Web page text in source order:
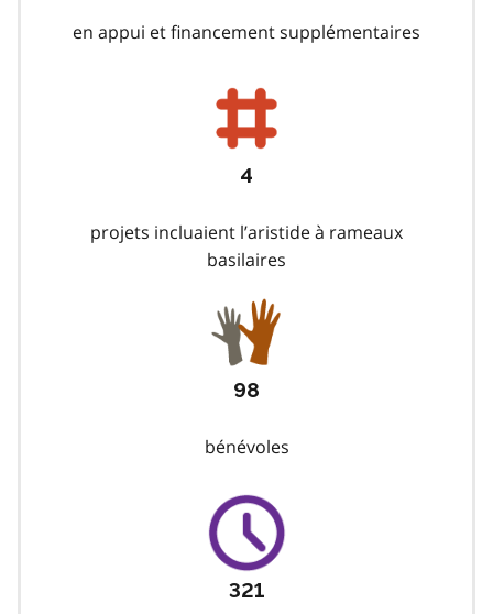
en appui et financement supplémentaires
4
projets incluaient l’aristide à rameaux
basilaires
98
bénévoles
321